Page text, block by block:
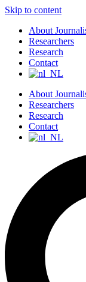
Skip to content
About
Researchers
Research
Contact
About
Researchers
Research
Contact